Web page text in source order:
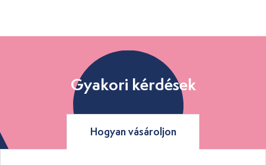
Gyakori kérdések
Hogyan vásároljon